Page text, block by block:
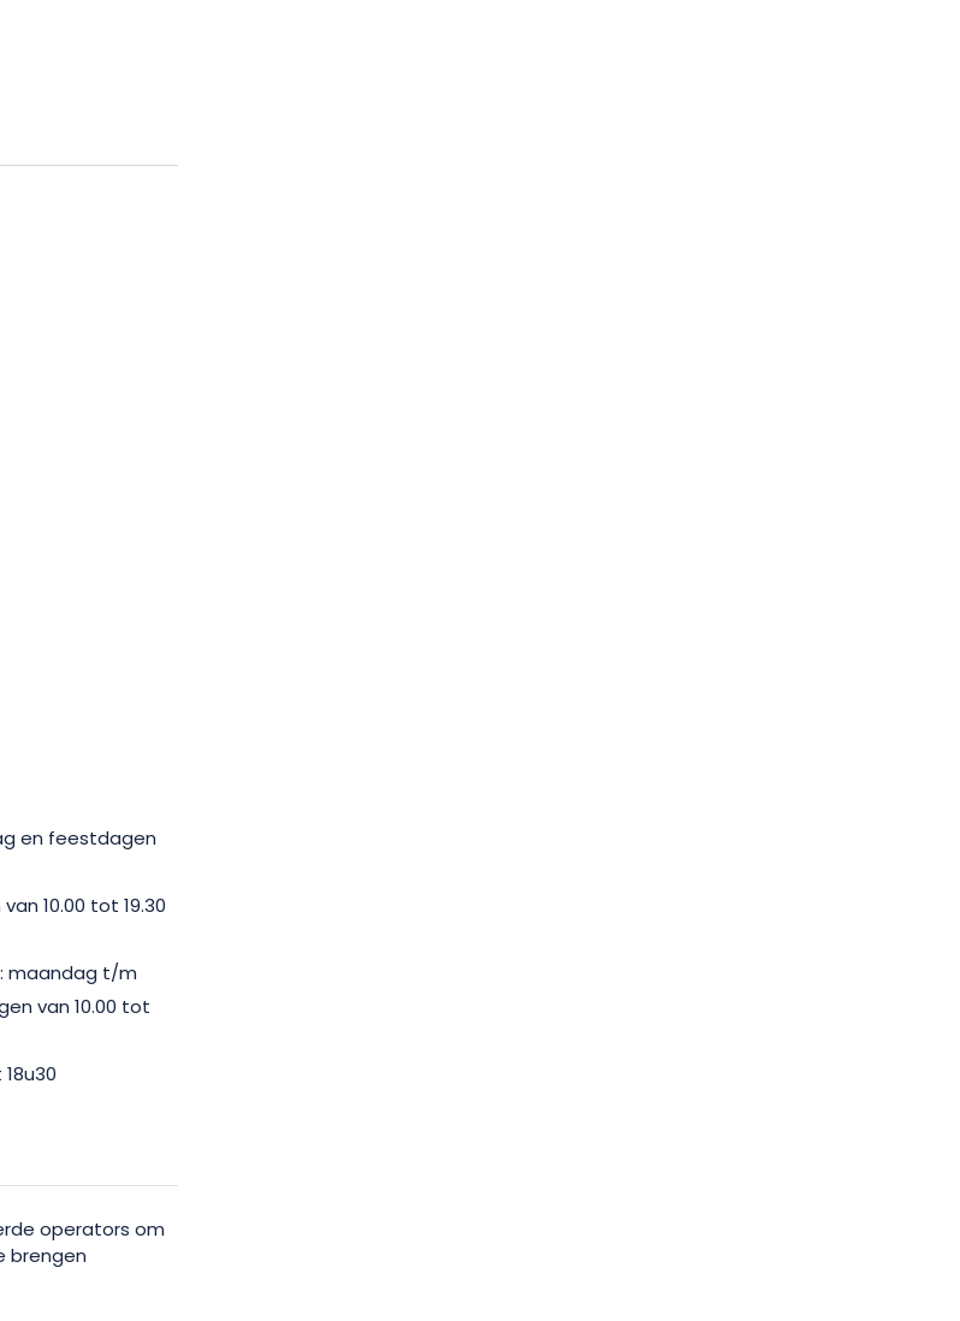
en feestdagen
10.00 tot 19.30
maandag t/m
van 10.00 tot
operators om
brengen